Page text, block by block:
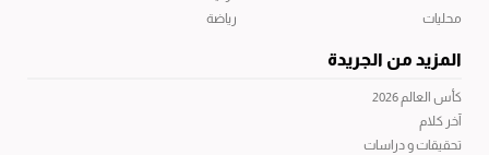
محليات
رياضة
المزيد من الجريدة
كأس العالم 2026
آخر كلام
تحقيقات و دراسات